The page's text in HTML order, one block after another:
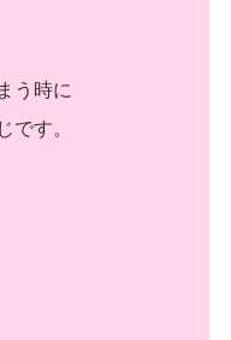
う時に
です。